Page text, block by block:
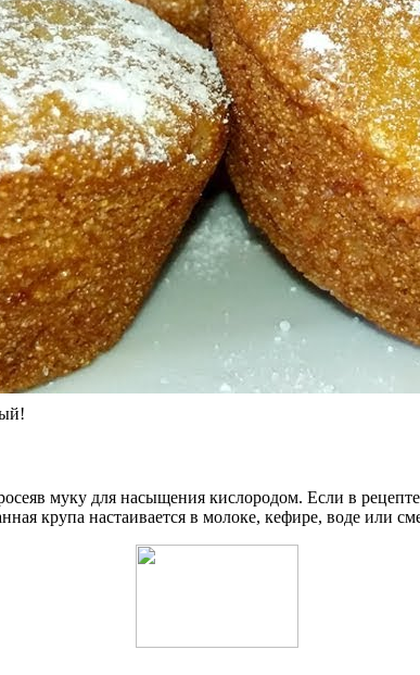
муку для насыщения кислородом. Если в
крупа настаивается в молоке, кефире, воде или